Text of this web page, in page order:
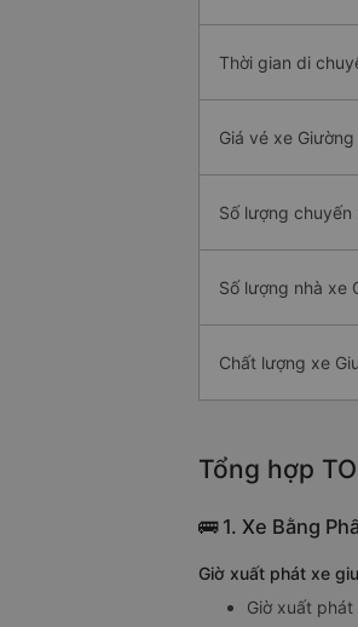
Thời gian di
Giá vé xe
Số lượng chuyến
Số lượng nhà xe
Chất lượng xe
Tổng hợp
🚌 1. Xe Bằng
Giờ xuất phát xe
Giờ xuất